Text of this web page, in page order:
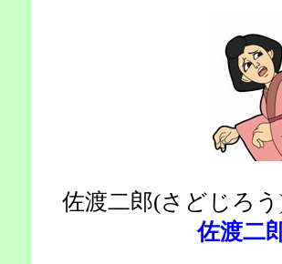
佐渡二郎(さどじろ
佐渡二